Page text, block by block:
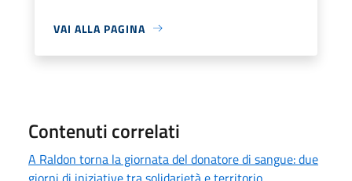
VAI ALLA PAGINA
Contenuti correlati
A Raldon torna la giornata del donatore di sangue: due